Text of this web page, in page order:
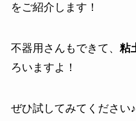
をご紹介します！
不器用さんもできて、 粘
ろいますよ！
ぜひ試してみてください♪